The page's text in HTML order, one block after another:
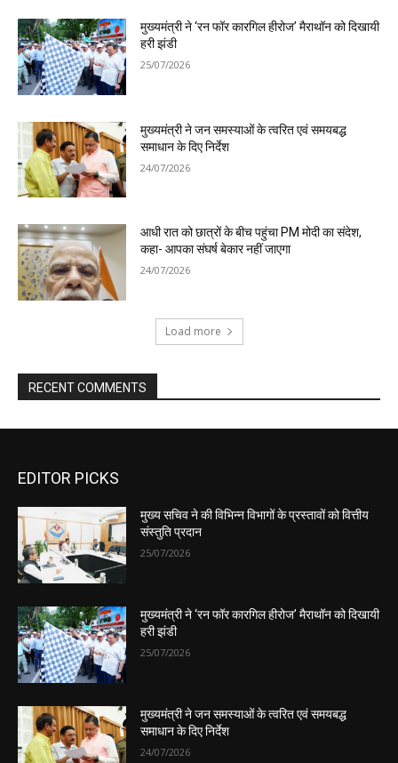
EDITOR PICKS
मुख्य सचिव ने की विभिन्न विभागों के प्रस्तावों को वित्तीय
संस्तुति प्रदान
25/07/2026
मुख्यमंत्री ने ‘रन फॉर कारगिल हीरोज’ मैराथॉन को दिखायी
हरी झंडी
25/07/2026
मुख्यमंत्री ने जन समस्याओं के त्वरित एवं समयबद्ध
समाधान के दिए निर्देश
24/07/2026